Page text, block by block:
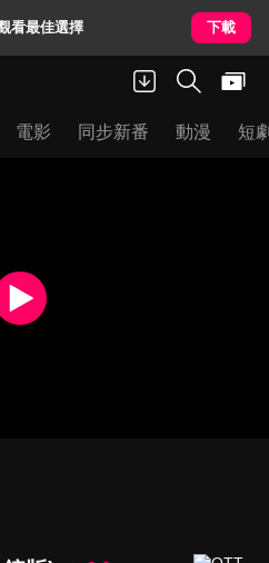
看最佳選擇 下載
電影 同步新番 動漫 短